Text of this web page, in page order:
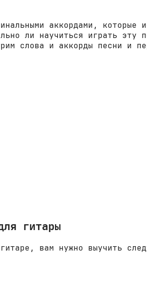
аккордами, которые
ли научиться играть эту
слова и аккорды песни и
гитары
вам нужно выучить